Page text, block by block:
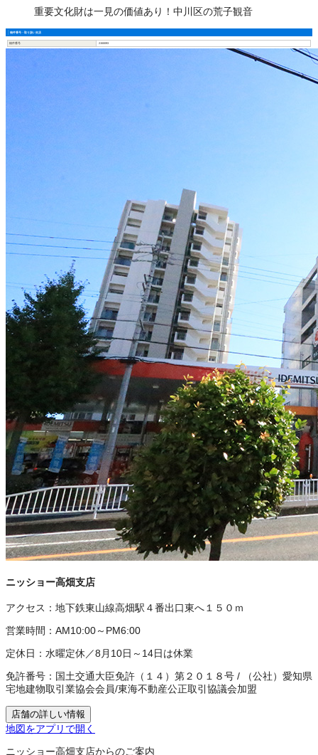
重要文化財は一見の価値あり！中川区の荒子観音
物件番号・取り扱い支店
物件番号 2150093
ニッショー高畑支店
アクセス： 地下鉄東山線高畑駅４番出口東へ１５０ｍ
営業時間： AM10:00～PM6:00
定休日： 水曜定休／8月10日～14日は休業
免許番号： 国土交通大臣免許（１４）第２０１８号 /
（公社）愛知県
宅地建物取引業協会会員/東海不動産公正取引協議会加盟
店舗の詳しい情報
地図をアプリで開く
ニッショー高畑支店からのご案内